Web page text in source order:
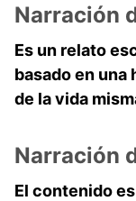
Narración
Es un relato
basado en una
de la vida
Narración
El contenido